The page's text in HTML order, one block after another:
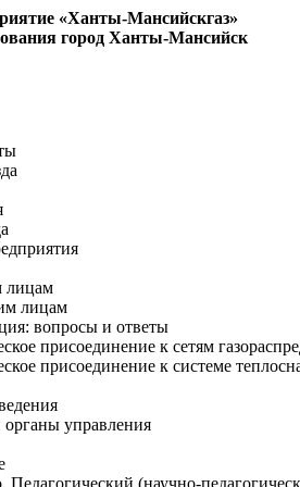
«Ханты-Мансийскгаз»
город Ханты-Мансийск
лицам
лицам
вопросы и ответы
присоединение к сетям
присоединение к системе
органы управления
Педагогический (научно-